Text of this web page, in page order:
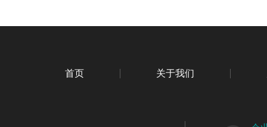
首页 关于我们